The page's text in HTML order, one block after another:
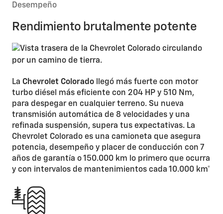
Desempeño
Rendimiento brutalmente potente
La Chevrolet Colorado llegó más fuerte con motor
turbo diésel más eficiente con 204 HP y 510 Nm,
para despegar en cualquier terreno. Su nueva
transmisión automática de 8 velocidades y una
refinada suspensión, supera tus expectativas. La
Chevrolet Colorado es una camioneta que asegura
potencia, desempeño y placer de conducción con 7
años de garantía o 150.000 km lo primero que ocurra
y con intervalos de mantenimientos cada 10.000 km*